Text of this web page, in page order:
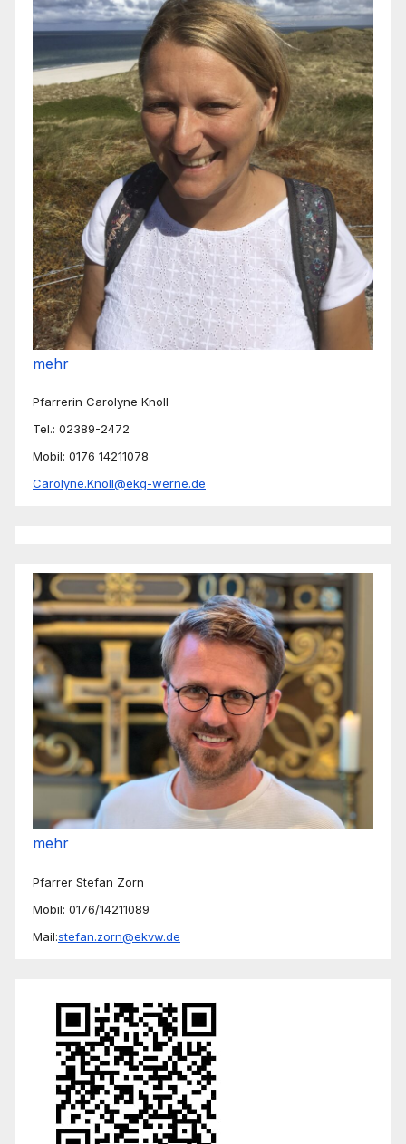
mehr
Pfarrerin Carolyne Knoll
Tel.: 02389-2472
Mobil: 0176 14211078
Carolyne.Knoll@ekg-werne.de
mehr
Pfarrer Stefan Zorn
Mobil: 0176/14211089
Mail:stefan.zorn@ekvw.de